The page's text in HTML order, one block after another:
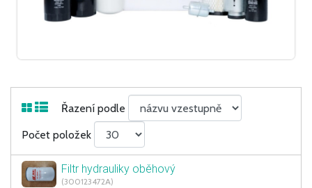
Řazení podle
Počet položek
Filtr hydrauliky oběhový
(300123472A)